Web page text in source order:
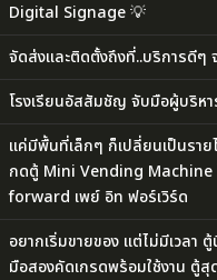
Digital Signage 💡
จัดส่งและติดตั้งถึงที่..บริการดีๆ
โรงเรียนอัสสัมชัญ จับมือผู้บริหา
แค่มีพื้นที่เล็กๆ ก็เปลี่ยนเป็นราย
กดตู้ Mini Vending Machine
forward เพย์ อิท ฟอร์เวิร์ด
อยากเริ่มขายของ แต่ไม่มีเวลา
มือสองคัดเกรดพร้อมใช้งาน ตู้